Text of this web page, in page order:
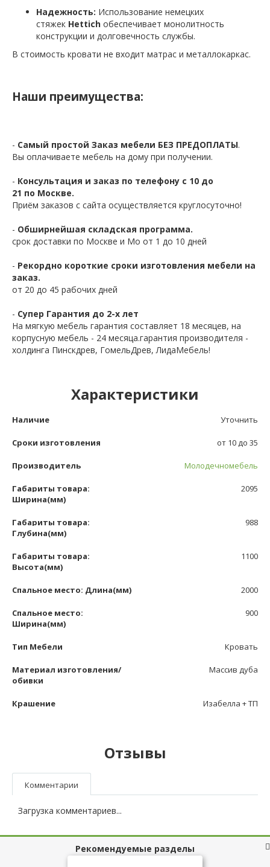
Надежность: Использование немецких
стяжек Hettich обеспечивает монолитность
конструкции и долговечность службы.
В стоимость кровати не входит матрас и металлокаркас.
Наши преимущества:
- Самый простой Заказ мебели БЕЗ ПРЕДОПЛАТЫ.
Вы оплачиваете мебель на дому при получении.
- Консультация и заказ по телефону с 10 до
21 по Москве.
Приём заказов с сайта осуществляется круглосуточно!
- Обширнейшая складская программа.
срок доставки по Москве и Мо от 1 до 10 дней
- Рекордно короткие сроки изготовления мебели на
заказ.
от 20 до 45 рабочих дней
- Супер Гарантия до 2-х лет
На мягкую мебель гарантия составляет 18 месяцев, на
корпусную мебель - 24 месяца.гарантия производителя -
холдинга Пинскдрев, ГомельДрев, ЛидаМебель!
Характеристики
Наличие Уточнить
Сроки изготовления от 10 до 35
Производитель Молодечномебель
Габариты товара:
Ширина(мм)
2095
Габариты товара:
Глубина(мм)
988
Габариты товара:
Высота(мм)
1100
Спальное место: Длина(мм) 2000
Спальное место:
Ширина(мм)
900
Тип Мебели Кровать
Материал изготовления/
обивки
Массив дуба
Крашение Изабелла + ТП
Отзывы
Комментарии
Загрузка комментариев...
Рекомендуемые разделы